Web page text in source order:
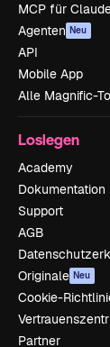
MCP für
Agenten Neu
API
Mobile App
Alle Magnific-
Loslegen
Academy
Dokumentation
Support
AGB
Originale Neu
Cookie-
Partner